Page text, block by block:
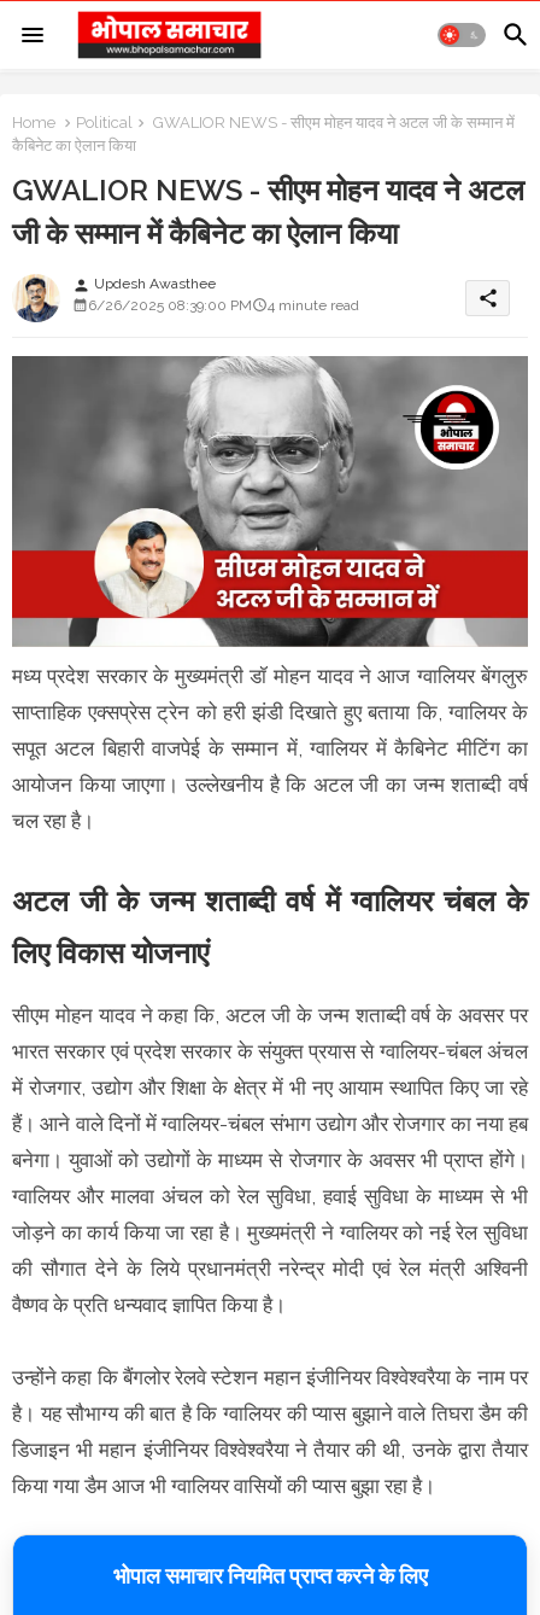
Home Political
GWALIOR NEWS - सीएम मोहन यादव ने अटल जी के सम्मान में
कैबिनेट का ऐलान किया
GWALIOR NEWS - सीएम मोहन यादव ने अटल
जी के सम्मान में कैबिनेट का ऐलान किया
person Updesh Awasthee
6/26/2025 08:39:00 PM
4 minute read share
मध्य प्रदेश सरकार के मुख्यमंत्री डॉ मोहन यादव ने आज ग्वालियर बेंगलुरु
साप्ताहिक एक्सप्रेस ट्रेन को हरी झंडी दिखाते हुए बताया कि, ग्वालियर के
सपूत अटल बिहारी वाजपेई के सम्मान में, ग्वालियर में कैबिनेट मीटिंग का
आयोजन किया जाएगा। उल्लेखनीय है कि अटल जी का जन्म शताब्दी वर्ष
चल रहा है।
अटल जी के जन्म शताब्दी वर्ष में ग्वालियर चंबल के
लिए विकास योजनाएं
सीएम मोहन यादव ने कहा कि, अटल जी के जन्म शताब्दी वर्ष के अवसर पर
भारत सरकार एवं प्रदेश सरकार के संयुक्त प्रयास से ग्वालियर-चंबल अंचल
में रोजगार, उद्योग और शिक्षा के क्षेत्र में भी नए आयाम स्थापित किए जा रहे
हैं। आने वाले दिनों में ग्वालियर-चंबल संभाग उद्योग और रोजगार का नया हब
बनेगा। युवाओं को उद्योगों के माध्यम से रोजगार के अवसर भी प्राप्त होंगे।
ग्वालियर और मालवा अंचल को रेल सुविधा, हवाई सुविधा के माध्यम से भी
जोड़ने का कार्य किया जा रहा है। मुख्यमंत्री ने ग्वालियर को नई रेल सुविधा
की सौगात देने के लिये प्रधानमंत्री नरेन्द्र मोदी एवं रेल मंत्री अश्विनी
वैष्णव के प्रति धन्यवाद ज्ञापित किया है।
उन्होंने कहा कि बैंगलोर रेलवे स्टेशन महान इंजीनियर विश्वेश्वरैया के नाम पर
है। यह सौभाग्य की बात है कि ग्वालियर की प्यास बुझाने वाले तिघरा डैम की
डिजाइन भी महान इंजीनियर विश्वेश्वरैया ने तैयार की थी, उनके द्वारा तैयार
किया गया डैम आज भी ग्वालियर वासियों की प्यास बुझा रहा है।
भोपाल समाचार नियमित प्राप्त करने के लिए